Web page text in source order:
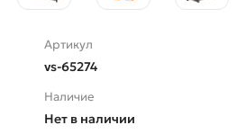
Артикул
vs-65274
Наличие
Нет в наличии